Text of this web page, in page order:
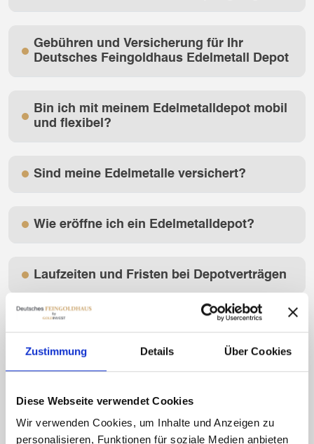
Zustimmung Details Über Cookies
Diese Webseite verwendet Cookies
Wir verwenden Cookies, um Inhalte und Anzeigen zu
personalisieren, Funktionen für soziale Medien anbieten
Gebühren und Versicherung für Ihr
Deutsches Feingoldhaus Edelmetall Depot
Bin ich mit meinem Edelmetalldepot mobil
und flexibel?
Sind meine Edelmetalle versichert?
Wie eröffne ich ein Edelmetalldepot?
Laufzeiten und Fristen bei Depotverträgen
Kann ich zusätzlich Personen für mein
autorisieren?
Gibt es eine Mindesteinlagemenge/-
summe in meinem Edelmetalldepot?